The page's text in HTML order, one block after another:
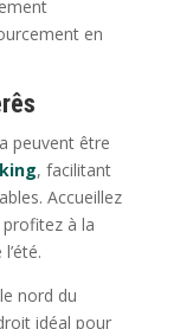
en
peuvent être
, facilitant
Accueillez
à la
nord du
idéal pour